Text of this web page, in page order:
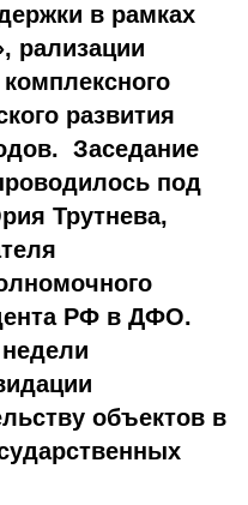
в рамках
рализации
развития
Заседание
под
Трутнева,
РФ в ДФО.
объектов в